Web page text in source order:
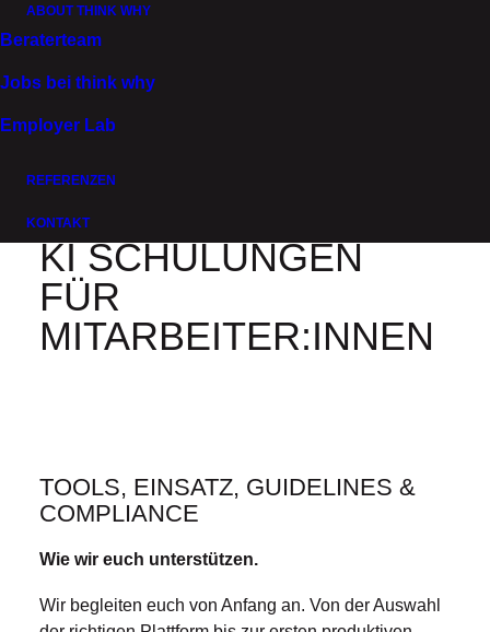
ABOUT THINK WHY
Beraterteam
Jobs bei think why
Employer Lab
REFERENZEN
KONTAKT
KI SCHULUNGEN
FÜR
MITARBEITER:INNEN
TOOLS, EINSATZ, GUIDELINES &
COMPLIANCE
Wie wir euch unterstützen.
Wir begleiten euch von Anfang an. Von der Auswahl